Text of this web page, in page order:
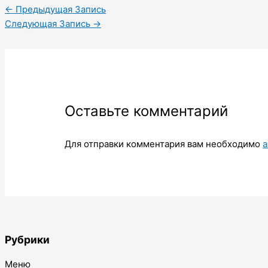
← Предыдущая Запись
Следующая Запись →
Оставьте комментарий
Для отправки комментария вам необходимо
Рубрики
Меню